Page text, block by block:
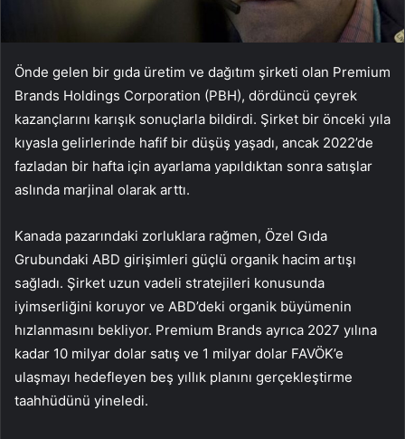
Önde gelen bir gıda üretim ve dağıtım şirketi olan Premium
Brands Holdings Corporation (PBH), dördüncü çeyrek
kazançlarını karışık sonuçlarla bildirdi. Şirket bir önceki yıla
kıyasla gelirlerinde hafif bir düşüş yaşadı, ancak 2022’de
fazladan bir hafta için ayarlama yapıldıktan sonra satışlar
aslında marjinal olarak arttı.
Kanada pazarındaki zorluklara rağmen, Özel Gıda
Grubundaki ABD girişimleri güçlü organik hacim artışı
sağladı. Şirket uzun vadeli stratejileri konusunda
iyimserliğini koruyor ve ABD’deki organik büyümenin
hızlanmasını bekliyor. Premium Brands ayrıca 2027 yılına
kadar 10 milyar dolar satış ve 1 milyar dolar FAVÖK’e
ulaşmayı hedefleyen beş yıllık planını gerçekleştirme
taahhüdünü yineledi.